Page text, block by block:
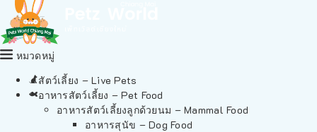
หมวดหมู่
สัตว์เลี้ยง – Live Pets
อาหารสัตว์เลี้ยง – Pet Food
อาหารสัตว์เลี้ยงลูกด้วยนม – Mammal Food
อาหารสุนัข – Dog Food